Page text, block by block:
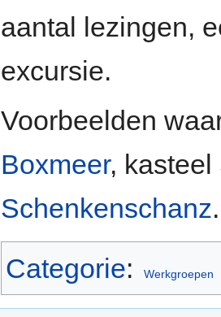
aantal lezingen,
excursie.
Voorbeelden
Boxmeer, kasteel
Schenkenschanz.
Categorie: Werkgroepen